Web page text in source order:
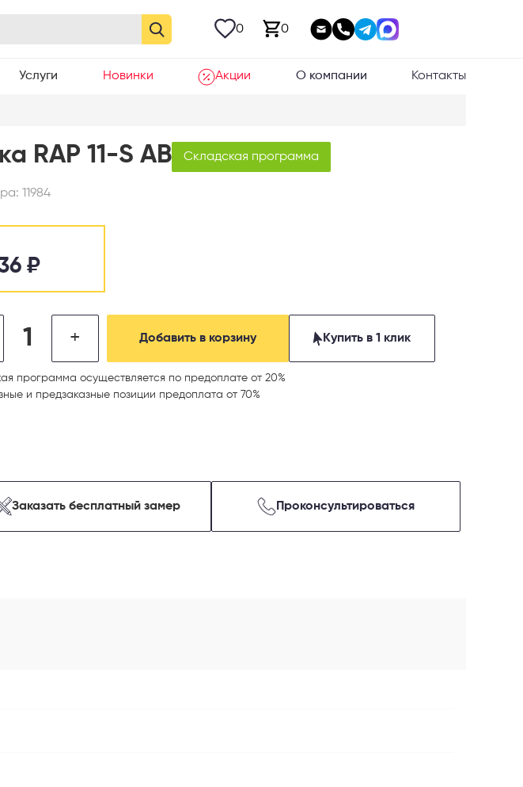
0 0
Услуги Новинки Акции О компании Контакты
RAP 11-S AB Складская программа
11984
₽
+ Купить в 1 клик
Добавить в корзину
программа осуществляется по предоплате от 20%
и предзаказные позиции предоплата от 70%
Заказать бесплатный замер Проконсультироваться